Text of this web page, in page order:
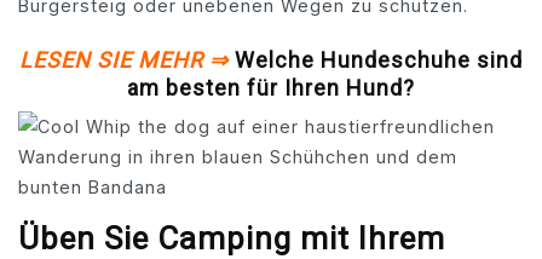
Bürgersteig oder unebenen Wegen zu schützen.
LESEN SIE MEHR ⇒Welche Hundeschuhe sind
am besten für Ihren Hund?
Üben Sie Camping mit Ihrem